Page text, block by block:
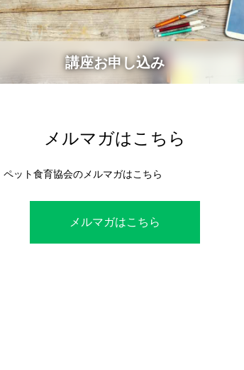
講座お申し込み
メルマガはこちら
ペット食育協会のメルマガはこちら
メルマガはこちら